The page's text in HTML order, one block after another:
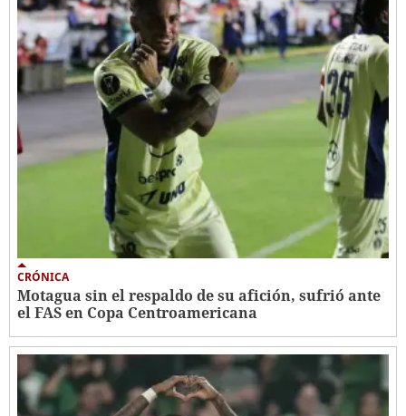
CRÓNICA
Motagua sin el respaldo de su afición, sufrió ante
el FAS en Copa Centroamericana